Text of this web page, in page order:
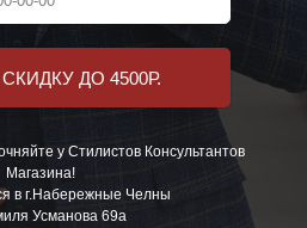
у Стилистов Консультантов
Магазина!
в г.Набережные Челны
Усманова 69а
ДО 4500Р.